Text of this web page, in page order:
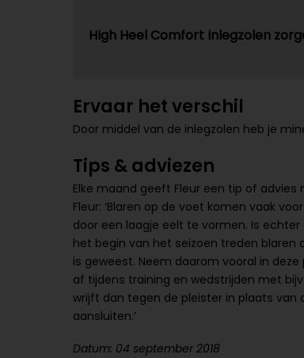
High Heel Comfort inlegzolen
Ervaar het verschil
Door middel van de inlegzolen heb je
Tips & adviezen
Elke maand geeft Fleur een tip of
Fleur: ‘Blaren op de voet komen vaak
door een laagje eelt te vormen. Is
het begin van het seizoen treden blaren
is geweest. Neem daarom vooral in
af tijdens training en wedstrijden met
wrijft dan tegen de pleister in plaats
aansluiten.’
Datum: 04 september 2018